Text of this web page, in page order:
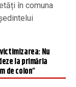
în comuna
Nu
la primăria
de colon”